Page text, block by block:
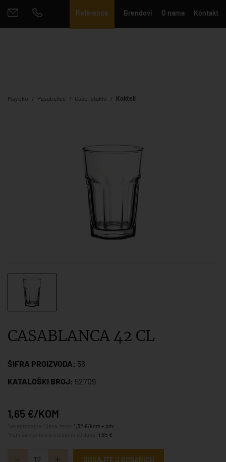
Reference Brendovi O nama Kontakt
Mayoko Pasabahce Čaše i staklo Kokteli
CASABLANCA 42 CL
ŠIFRA PROIZVODA: 56
KATALOŠKI BROJ: 52709
1,65 €/KOM
1,32 €/kom + pdv
1,65 €
DODAJTE U KOŠARICU